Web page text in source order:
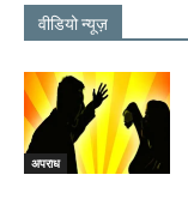
वीडियो न्यूज़
अपराध